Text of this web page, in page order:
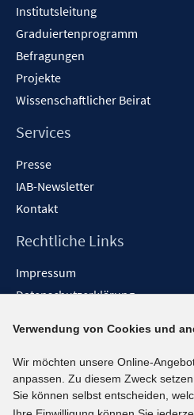
Institutsleitung
Graduiertenprogramm
Befragungen
Projekte
Wissenschaftlicher Beirat
Services
Presse
IAB-Newsletter
Kontakt
Rechtliche Links
Impressum
Datenschutzerklärung
Barrieren melden
Social-Media-Kanäle
BlueSky
Verwendung von Cookies und
Wir möchten unsere Online-
anpassen. Zu diesem Zweck
Sie können selbst entscheiden,